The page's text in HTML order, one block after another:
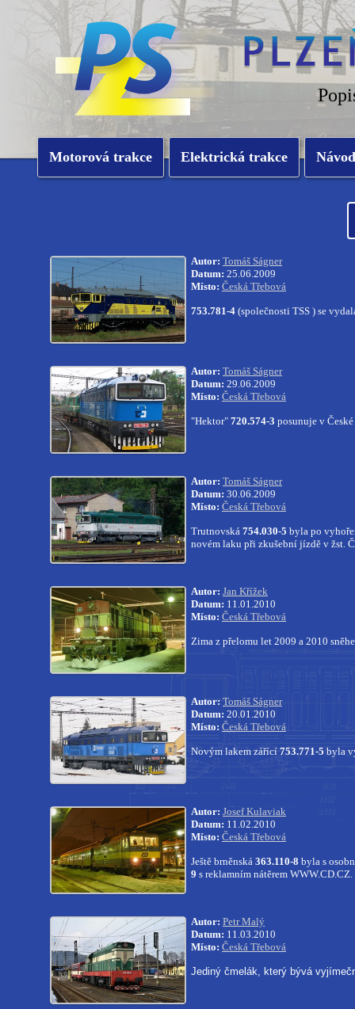
Motorová trakce Elektrická trakce
Autor: Tomáš Ságner
Datum: 25.06.2009
Místo: Česká Třebová
753.781-4 (společnosti TSS ) se
Autor: Tomáš Ságner
Datum: 29.06.2009
Místo: Česká Třebová
"Hektor" 720.574-3 posunuje v
Autor: Tomáš Ságner
Datum: 30.06.2009
Místo: Česká Třebová
Trutnovská 754.030-5 byla po
novém laku při zkušební jízdě v žst.
Autor: Jan Křížek
Datum: 11.01.2010
Místo: Česká Třebová
Zima z přelomu let 2009 a 2010
Autor: Tomáš Ságner
Datum: 20.01.2010
Místo: Česká Třebová
Novým lakem zářící 753.771-5 byla
Autor: Josef Kulaviak
Datum: 11.02.2010
Místo: Česká Třebová
Ještě brněnská 363.110-8 byla s
9 s reklamním nátěrem WWW.CD.CZ.
Autor: Petr Malý
Datum: 11.03.2010
Místo: Česká Třebová
Jediný čmelák, který bývá